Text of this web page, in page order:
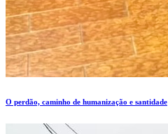
O perdão, caminho de humanização e santidade